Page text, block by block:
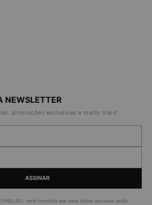
NEWSLETTER
promoções exclusivas e muito mais!
ASSINAR
você concorda que seus dados pessoais serão